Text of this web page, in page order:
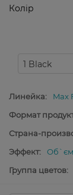
Колір
1 Black
Линейка:
Max
Формат
Страна-
Эффект:
Об`єм
Группа цветов: